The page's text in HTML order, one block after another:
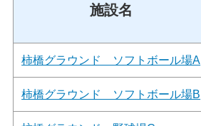
施設名
柿橋グラウンド ソフトボール場A
柿橋グラウンド ソフトボール場B